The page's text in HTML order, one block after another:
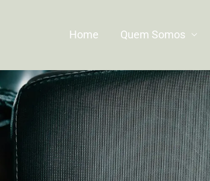
Home Quem Somos